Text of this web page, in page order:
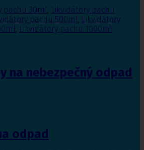
pachu 30ml, Likvidátory pachu
pachu 500ml, Likvidátory
, Likvidátory pachu 1000ml
na nebezpečný odpad
odpad